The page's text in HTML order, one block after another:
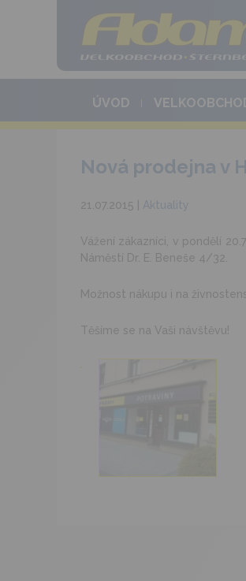
ÚVOD
Nová prodejna v
21.07.2015 | Aktuality
Vážení zákazníci, v pondělí
Náměstí Dr. E. Beneše 4/32.
Možnost nákupu i na
Těšíme se na Vaši návštěvu!